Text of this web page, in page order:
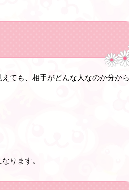
ても、相手がどんな人なのか分から
ります。